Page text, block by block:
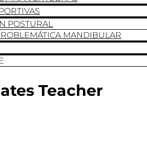
POSTURAL
MANDIBULAR
Teacher